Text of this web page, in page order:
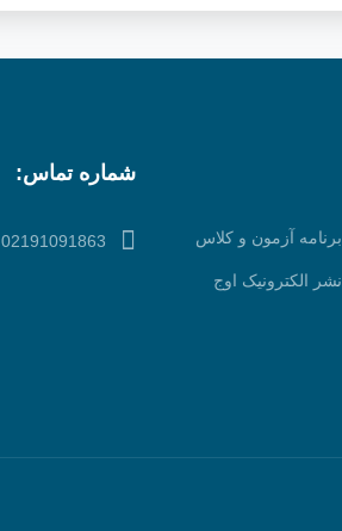
برنامه آزمون و کلاس
نشر الکترونیک اوج
شماره تماس:
02191091863